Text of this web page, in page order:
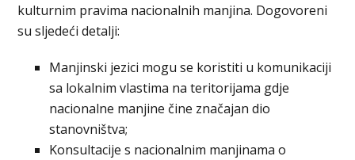
kulturnim pravima nacionalnih manjina. Dogovoreni
su sljedeći detalji:
Manjinski jezici mogu se koristiti u komunikaciji
sa lokalnim vlastima na teritorijama gdje
nacionalne manjine čine značajan dio
stanovništva;
Konsultacije s nacionalnim manjinama o